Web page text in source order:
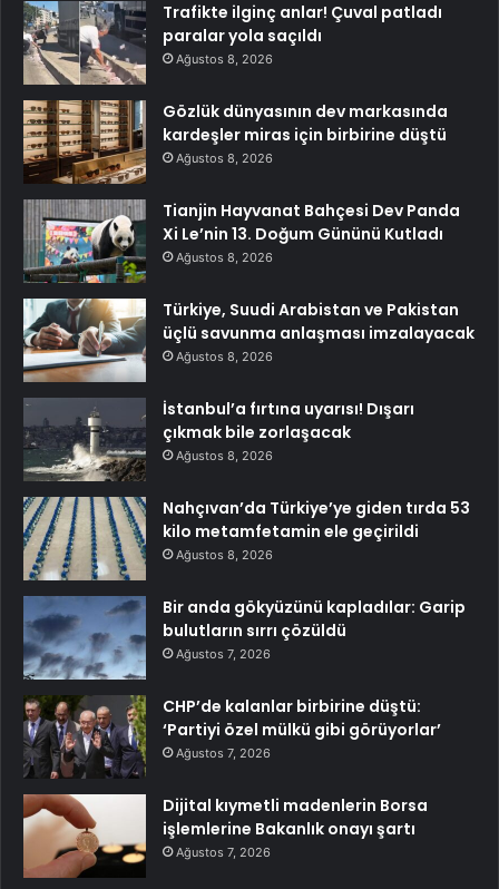
Trafikte ilginç anlar! Çuval patladı
paralar yola saçıldı
Ağustos 8, 2026
Gözlük dünyasının dev markasında
kardeşler miras için birbirine düştü
Ağustos 8, 2026
Tianjin Hayvanat Bahçesi Dev Panda
Xi Le’nin 13. Doğum Gününü Kutladı
Ağustos 8, 2026
Türkiye, Suudi Arabistan ve Pakistan
üçlü savunma anlaşması imzalayacak
Ağustos 8, 2026
İstanbul’a fırtına uyarısı! Dışarı
çıkmak bile zorlaşacak
Ağustos 8, 2026
Nahçıvan’da Türkiye’ye giden tırda 53
kilo metamfetamin ele geçirildi
Ağustos 8, 2026
Bir anda gökyüzünü kapladılar: Garip
bulutların sırrı çözüldü
Ağustos 7, 2026
CHP’de kalanlar birbirine düştü:
‘Partiyi özel mülkü gibi görüyorlar’
Ağustos 7, 2026
Dijital kıymetli madenlerin Borsa
işlemlerine Bakanlık onayı şartı
Ağustos 7, 2026